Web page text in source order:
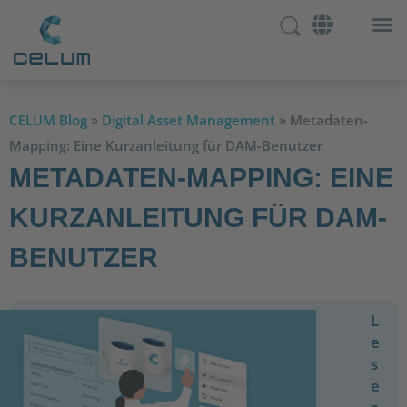
CELUM Blog » Digital Asset Management » Metadaten-
Mapping: Eine Kurzanleitung für DAM-Benutzer
METADATEN-MAPPING: EINE
KURZANLEITUNG FÜR DAM-
BENUTZER
L
e
s
e